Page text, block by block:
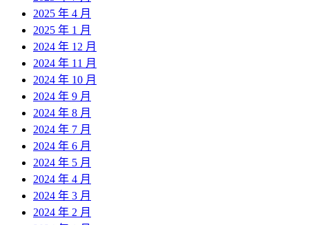
2025 年 4 月
2025 年 1 月
2024 年 12 月
2024 年 11 月
2024 年 10 月
2024 年 9 月
2024 年 8 月
2024 年 7 月
2024 年 6 月
2024 年 5 月
2024 年 4 月
2024 年 3 月
2024 年 2 月